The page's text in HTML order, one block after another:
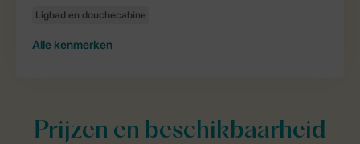
Alle kenmerken
Prijzen en beschikbaarheid